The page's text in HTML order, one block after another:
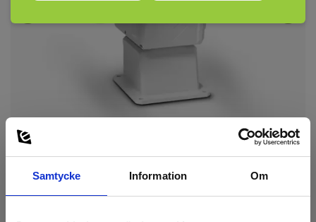
Samtycke Information Om
Triton™ PT-Series HD
The FLIR Triton™ PT-Series HD is our most advanced dual-sensor
sensor, and a high speed, precision pan/tilt system. The Triton PT-
Series HD integrates easily with FLIR United VMS 8.0, as well as
other major third party video management systems, making it
protection in total darkness, bright sun, and adverse conditions.